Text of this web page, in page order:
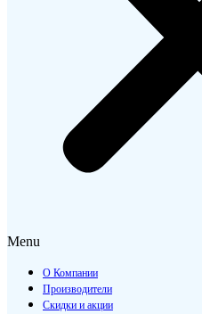
Menu
О Компании
Производители
Скидки и акции